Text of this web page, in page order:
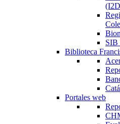
SIB
Biblioteca
Portales web